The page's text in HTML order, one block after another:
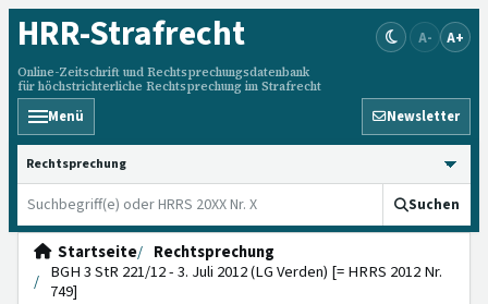
HRR-Strafrecht
Online-Zeitschrift und Rechtsprechungsdatenbank
für höchstrichterliche Rechtsprechung im Strafrecht
A- A+
Menü Newsletter
HRRS durchsuchen
Suchen
Startseite
Rechtsprechung
BGH 3 StR 221/12 - 3. Juli 2012 (LG Verden) [= HRRS 2012 Nr.
749]